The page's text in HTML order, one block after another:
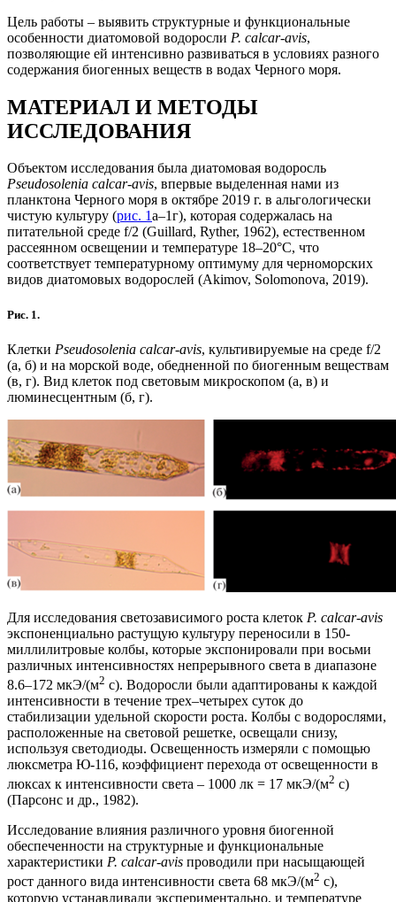
Цель работы – выявить структурные и функциональные
особенности диатомовой водоросли P. calcar-avis,
позволяющие ей интенсивно развиваться в условиях разного
содержания биогенных веществ в водах Черного моря.
МАТЕРИАЛ И МЕТОДЫ
ИССЛЕДОВАНИЯ
Объектом исследования была диатомовая водоросль
Pseudosolenia calcar-avis, впервые выделенная нами из
планктона Черного моря в октябре 2019 г. в альгологически
чистую культуру (рис. 1а–1г), которая содержалась на
питательной среде f/2 (Guillard, Ryther, 1962), естественном
рассеянном освещении и температуре 18–20°С, что
соответствует температурному оптимуму для черноморских
видов диатомовых водорослей (Akimov, Solomonova, 2019).
Рис. 1.
Клетки Pseudosolenia calcar-avis, культивируемые на среде f/2
(а, б) и на морской воде, обедненной по биогенным веществам
(в, г). Вид клеток под световым микроскопом (а, в) и
люминесцентным (б, г).
Для исследования светозависимого роста клеток P. calcar-avis
экспоненциально растущую культуру переносили в 150-
миллилитровые колбы, которые экспонировали при восьми
различных интенсивностях непрерывного света в диапазоне
8.6–172 мкЭ/(м2 с). Водоросли были адаптированы к каждой
интенсивности в течение трех–четырех суток до
стабилизации удельной скорости роста. Колбы с водорослями,
расположенные на световой решетке, освещали снизу,
используя светодиоды. Освещенность измеряли с помощью
люксметра Ю-116, коэффициент перехода от освещенности в
люксах к интенсивности света – 1000 лк = 17 мкЭ/(м2 с)
(Парсонс и др., 1982).
Исследование влияния различного уровня биогенной
обеспеченности на структурные и функциональные
характеристики P. calcar-avis проводили при насыщающей
рост данного вида интенсивности света 68 мкЭ/(м2 с),
которую устанавливали экспериментально, и температуре